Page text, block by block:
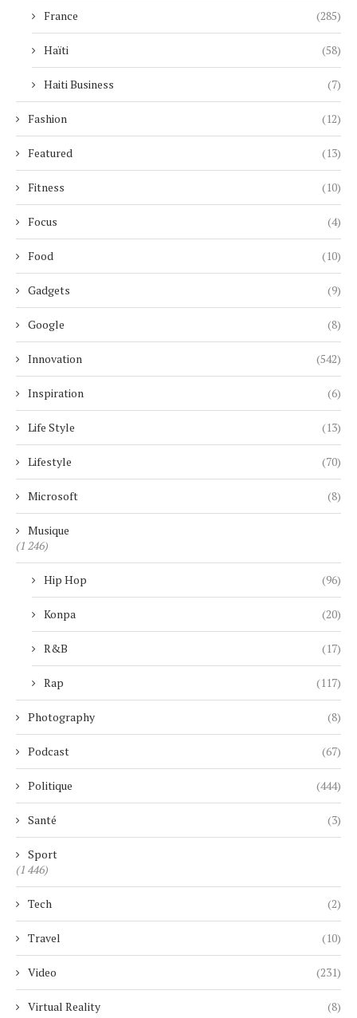
France (285)
Haïti (58)
Haiti Business (7)
Fashion (12)
Featured (13)
Fitness (10)
Focus (4)
Food (10)
Gadgets (9)
Google (8)
Innovation (542)
Inspiration (6)
Life Style (13)
Lifestyle (70)
Microsoft (8)
Musique
(1 246)
Hip Hop (96)
Konpa (20)
R&B (17)
Rap (117)
Photography (8)
Podcast (67)
Politique (444)
Santé (3)
Sport
(1 446)
Tech (2)
Travel (10)
Video (231)
Virtual Reality (8)